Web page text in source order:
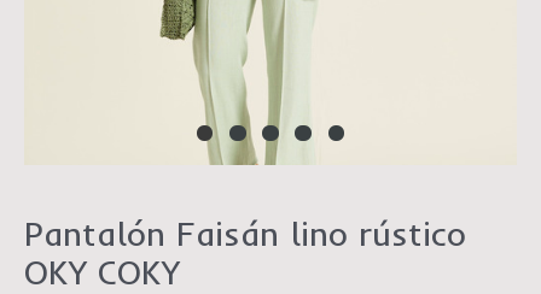
Pantalón Faisán lino rústico
OKY COKY